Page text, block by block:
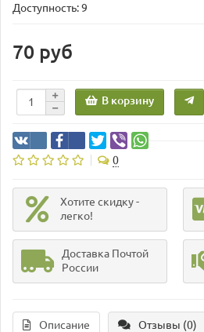
Доступность: 9
70 руб
В корзину
0
Хотите скидку -
легко!
Доставка Почтой
России
Описание Отзывы (0)